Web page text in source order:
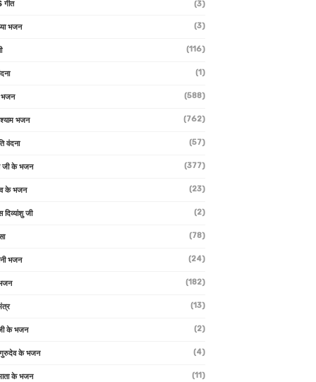
गीत (3)
भजन (3)
(116)
(1)
भजन (588)
भजन (762)
वंदना (57)
जी के भजन (377)
के भजन (23)
दिव्यांशु जी (2)
(78)
भजन (24)
(182)
(13)
के भजन (2)
गुरुदेव के भजन (4)
माता के भजन (11)